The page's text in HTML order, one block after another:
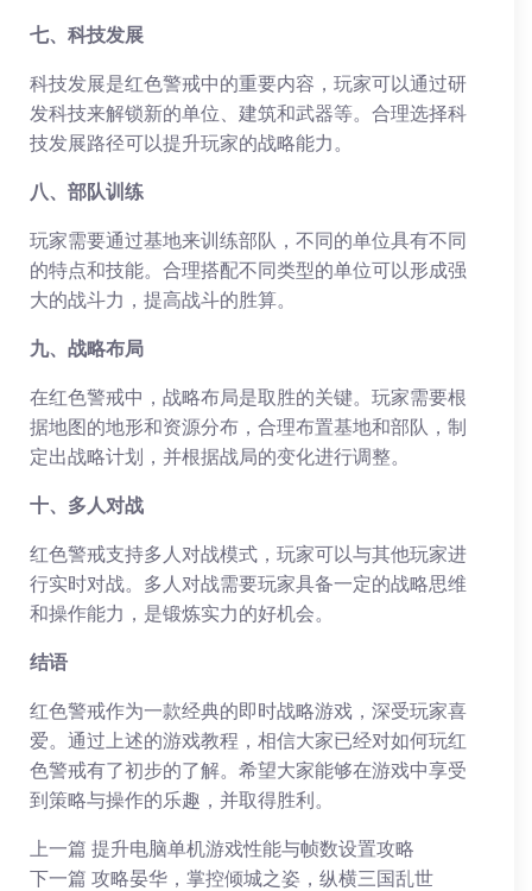
七、科技发展
科技发展是红色警戒中的重要内容，玩家可以通过研
发科技来解锁新的单位、建筑和武器等。合理选择科
技发展路径可以提升玩家的战略能力。
八、部队训练
玩家需要通过基地来训练部队，不同的单位具有不同
的特点和技能。合理搭配不同类型的单位可以形成强
大的战斗力，提高战斗的胜算。
九、战略布局
在红色警戒中，战略布局是取胜的关键。玩家需要根
据地图的地形和资源分布，合理布置基地和部队，制
定出战略计划，并根据战局的变化进行调整。
十、多人对战
红色警戒支持多人对战模式，玩家可以与其他玩家进
行实时对战。多人对战需要玩家具备一定的战略思维
和操作能力，是锻炼实力的好机会。
结语
红色警戒作为一款经典的即时战略游戏，深受玩家喜
爱。通过上述的游戏教程，相信大家已经对如何玩红
色警戒有了初步的了解。希望大家能够在游戏中享受
到策略与操作的乐趣，并取得胜利。
上一篇 提升电脑单机游戏性能与帧数设置攻略
下一篇 攻略晏华，掌控倾城之姿，纵横三国乱世